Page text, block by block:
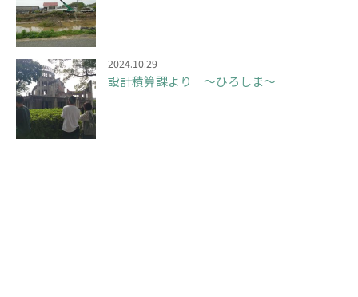
2024.10.29
設計積算課より ～ひろしま～